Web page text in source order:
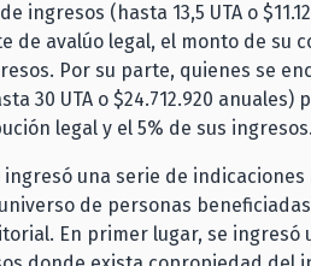
ingresos (hasta 13,5 UTA o
de avalúo legal, el monto de su
Por su parte, quienes se
30 UTA o $24.712.920 anuales)
legal y el 5% de sus ingresos.
ingresó una serie de
de personas
En primer lugar, se ingresó